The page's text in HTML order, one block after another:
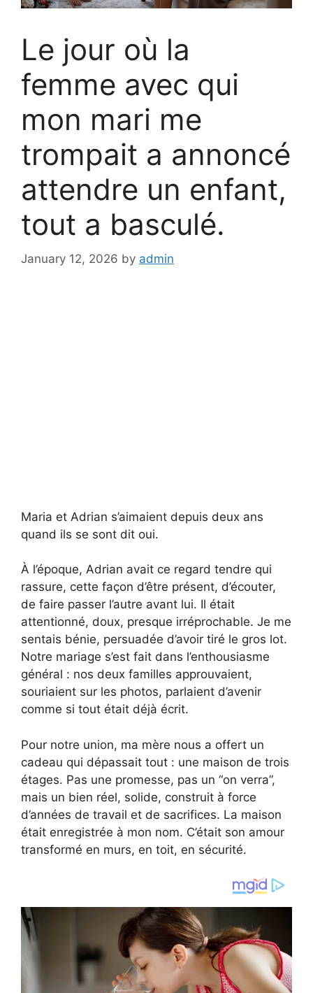
Le jour où la
femme avec qui
mon mari me
trompait a annoncé
attendre un enfant,
tout a basculé.
January 12, 2026 by admin
Maria et Adrian s’aimaient depuis deux ans
quand ils se sont dit oui.
À l’époque, Adrian avait ce regard tendre qui
rassure, cette façon d’être présent, d’écouter,
de faire passer l’autre avant lui. Il était
attentionné, doux, presque irréprochable. Je me
sentais bénie, persuadée d’avoir tiré le gros lot.
Notre mariage s’est fait dans l’enthousiasme
général : nos deux familles approuvaient,
souriaient sur les photos, parlaient d’avenir
comme si tout était déjà écrit.
Pour notre union, ma mère nous a offert un
cadeau qui dépassait tout : une maison de trois
étages. Pas une promesse, pas un “on verra”,
mais un bien réel, solide, construit à force
d’années de travail et de sacrifices. La maison
était enregistrée à mon nom. C’était son amour
transformé en murs, en toit, en sécurité.